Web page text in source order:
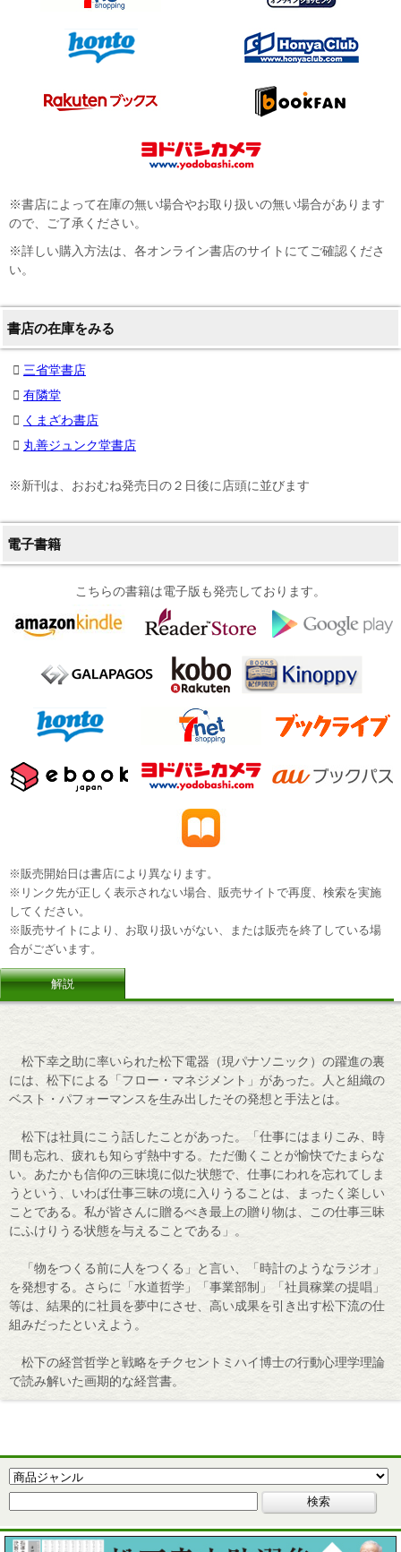
※書店によって在庫の無い場合やお取り扱いの無い場合があります
ので、ご了承ください。
※詳しい購入方法は、各オンライン書店のサイトにてご確認くださ
い。
書店の在庫をみる
三省堂書店
有隣堂
くまざわ書店
丸善ジュンク堂書店
※新刊は、おおむね発売日の２日後に店頭に並びます
電子書籍
こちらの書籍は電子版も発売しております。
※販売開始日は書店により異なります。
※リンク先が正しく表示されない場合、販売サイトで再度、検索を実施
してください。
※販売サイトにより、お取り扱いがない、または販売を終了している場
合がございます。
解説
松下幸之助に率いられた松下電器（現パナソニック）の躍進の裏
には、松下による「フロー・マネジメント」があった。人と組織の
ベスト・パフォーマンスを生み出したその発想と手法とは。
松下は社員にこう話したことがあった。「仕事にはまりこみ、時
間も忘れ、疲れも知らず熱中する。ただ働くことが愉快でたまらな
い。あたかも信仰の三昧境に似た状態で、仕事にわれを忘れてしま
うという、いわば仕事三昧の境に入りうることは、まったく楽しい
ことである。私が皆さんに贈るべき最上の贈り物は、この仕事三昧
にふけりうる状態を与えることである」。
「物をつくる前に人をつくる」と言い、「時計のようなラジオ」
を発想する。さらに「水道哲学」「事業部制」「社員稼業の提唱」
等は、結果的に社員を夢中にさせ、高い成果を引き出す松下流の仕
組みだったといえよう。
松下の経営哲学と戦略をチクセントミハイ博士の行動心理学理論
で読み解いた画期的な経営書。